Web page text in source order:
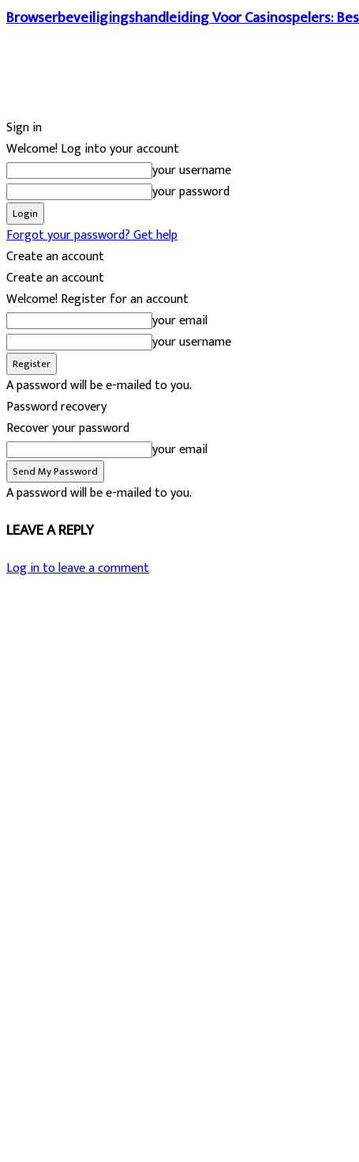
Browserbeveiligingshandleiding Voor Casinospelers:
Sign in
Welcome! Log into your account
your username
your password
Forgot your password? Get help
Create an account
Create an account
Welcome! Register for an account
your email
your username
A password will be e-mailed to you.
Password recovery
Recover your password
your email
A password will be e-mailed to you.
LEAVE A REPLY
Log in to leave a comment